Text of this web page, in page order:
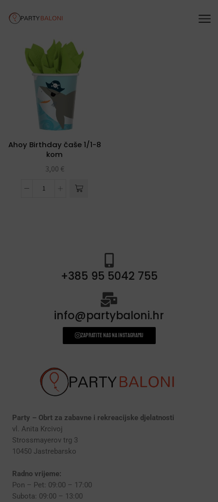
Ahoy Birthday čaše 1/1-8
kom
3,00 €
+385 95 5042 755
info@partybaloni.hr
Zapratite nas na instagramu
Party – Obrt za zabavne i rekreacijske djelatnosti
vl. Anita Krcivoj
Strossmayerov trg 3
10450 Jastrebarsko
Radno vrijeme:
Pon – Pet: 09:00 – 17:00
Subota: 09:00 – 13:00